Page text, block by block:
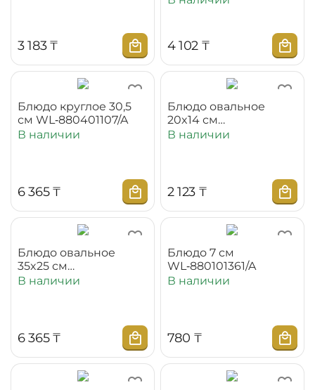
3 183 ₸ 4 102 ₸
Блюдо круглое 30,5
см WL‑880401107/A
В наличии
6 365 ₸
Блюдо овальное
20x14 см
WL‑880401114/A
В наличии
2 123 ₸
Блюдо овальное
35x25 см
WL‑880401117/A
В наличии
6 365 ₸
Блюдо 7 см
WL‑880101361/A
В наличии
‍780‍ ₸